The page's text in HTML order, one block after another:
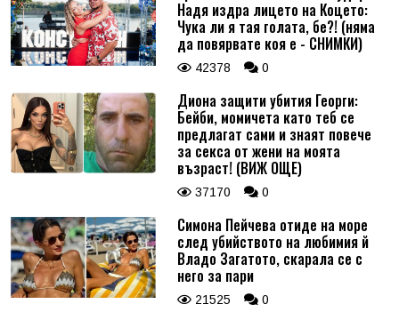
Коментар* Надя издра лицето на Коцето:
Чука ли я тая голата, бе?! (няма
да повярвате коя е - СНИМКИ)
42378 0
Диона защити убития Георги:
Бейби, момичета като теб се
предлагат сами и знаят повече
за секса от жени на моята
възраст! (ВИЖ ОЩЕ)
37170 0
Симона Пейчева отиде на море
след убийството на любимия й
Владо Загатото, скарала се с
него за пари
21525 0